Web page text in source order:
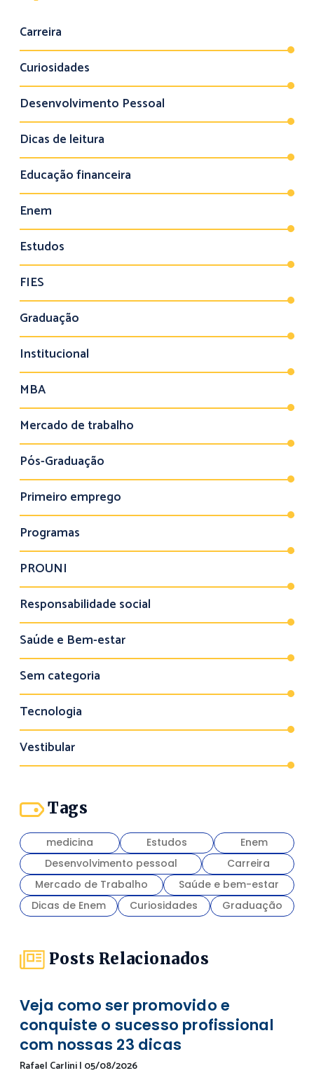
Carreira
Curiosidades
Desenvolvimento Pessoal
Dicas de leitura
Educação financeira
Enem
Estudos
FIES
Graduação
Institucional
MBA
Mercado de trabalho
Pós-Graduação
Primeiro emprego
Programas
PROUNI
Responsabilidade social
Saúde e Bem-estar
Sem categoria
Tecnologia
Vestibular
Tags
medicina Estudos
Enem
Desenvolvimento pessoal
Carreira
Mercado de Trabalho
Saúde e bem-estar
Dicas de Enem
Curiosidades Graduação
Posts Relacionados
Veja como ser promovido e
conquiste o sucesso profissional
com nossas 23 dicas
Rafael Carlini| 05/08/2026